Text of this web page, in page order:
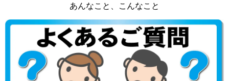
あんなこと、こんなこと